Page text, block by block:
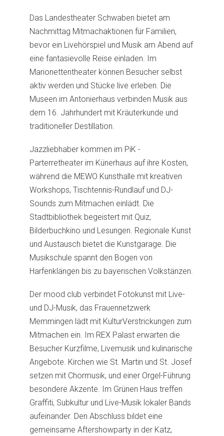
Das Landestheater Schwaben bietet am
Nachmittag Mitmachaktionen für Familien,
bevor ein Livehörspiel und Musik am Abend auf
eine fantasievolle Reise einladen. Im
Marionettentheater können Besucher selbst
aktiv werden und Stücke live erleben. Die
Museen im Antonierhaus verbinden Musik aus
dem 16. Jahrhundert mit Kräuterkunde und
traditioneller Destillation.
Jazzliebhaber kommen im PiK -
Parterretheater im Künerhaus auf ihre Kosten,
während die MEWO Kunsthalle mit kreativen
Workshops, Tischtennis-Rundlauf und DJ-
Sounds zum Mitmachen einlädt. Die
Stadtbibliothek begeistert mit Quiz,
Bilderbuchkino und Lesungen. Regionale Kunst
und Austausch bietet die Kunstgarage. Die
Musikschule spannt den Bogen von
Harfenklängen bis zu bayerischen Volkstänzen.
Der mood club verbindet Fotokunst mit Live-
und DJ-Musik, das Frauennetzwerk
Memmingen lädt mit KulturVerstrickungen zum
Mitmachen ein. Im REX Palast erwarten die
Besucher Kurzfilme, Livemusik und kulinarische
Angebote. Kirchen wie St. Martin und St. Josef
setzen mit Chormusik, und einer Orgel-Führung
besondere Akzente. Im Grünen Haus treffen
Graffiti, Subkultur und Live-Musik lokaler Bands
aufeinander. Den Abschluss bildet eine
gemeinsame Aftershowparty in der Katz,